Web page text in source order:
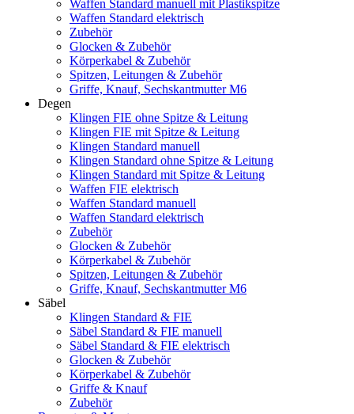
Waffen Standard manuell mit Plastikspitze
Waffen Standard elektrisch
Zubehör
Glocken & Zubehör
Körperkabel & Zubehör
Spitzen, Leitungen & Zubehör
Griffe, Knauf, Sechskantmutter M6
Degen
Klingen FIE ohne Spitze & Leitung
Klingen FIE mit Spitze & Leitung
Klingen Standard manuell
Klingen Standard ohne Spitze & Leitung
Klingen Standard mit Spitze & Leitung
Waffen FIE elektrisch
Waffen Standard manuell
Waffen Standard elektrisch
Zubehör
Glocken & Zubehör
Körperkabel & Zubehör
Spitzen, Leitungen & Zubehör
Griffe, Knauf, Sechskantmutter M6
Säbel
Klingen Standard & FIE
Säbel Standard & FIE manuell
Säbel Standard & FIE elektrisch
Glocken & Zubehör
Körperkabel & Zubehör
Griffe & Knauf
Zubehör